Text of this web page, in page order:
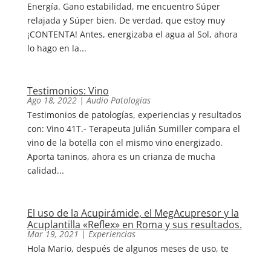
Energía. Gano estabilidad, me encuentro Súper
relajada y Súper bien. De verdad, que estoy muy
¡CONTENTA! Antes, energizaba el agua al Sol, ahora
lo hago en la...
Testimonios: Vino
Ago 18, 2022|Audio Patologías
Testimonios de patologías, experiencias y resultados
con: Vino 41T.- Terapeuta Julián Sumiller compara el
vino de la botella con el mismo vino energizado.
Aporta taninos, ahora es un crianza de mucha
calidad...
El uso de la Acupirámide, el MegAcupresor y la
Acuplantilla «Reflex» en Roma y sus resultados.
Mar 19, 2021 | Experiencias
Hola Mario, después de algunos meses de uso, te